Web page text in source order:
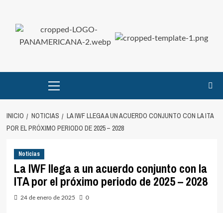
contenido
principal
INICIO NOTICIAS
LA IWF LLEGA A UN ACUERDO CONJUNTO CON LA ITA
POR EL PRÓXIMO PERIODO DE 2025 – 2028
Noticias
La IWF llega a un acuerdo conjunto con la
ITA por el próximo periodo de 2025 – 2028
24 de enero de 2025 0